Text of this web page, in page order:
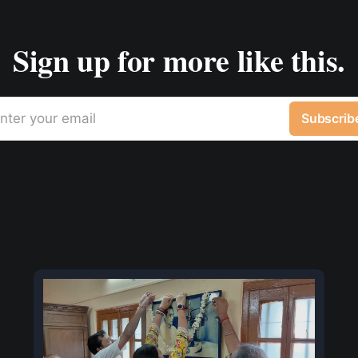
Sign up for more like this.
your email